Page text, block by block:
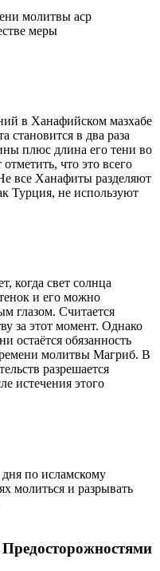
молитвы аср
меры
в Ханафийском мазхабе
становится в два раза
плюс длина его тени во
что это всего
все Ханафиты разделяют
Турция, не используют
когда свет солнца
и его можно
глазом. Считается
за этот момент. Однако
остаётся обязанность
молитвы Магриб. В
разрешается
истечения этого
по исламскому
молиться и разрывать